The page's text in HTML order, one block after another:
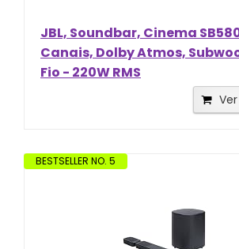
JBL, Soundbar, Cinema
Canais, Dolby Atmos,
Fio - 220W RMS
BESTSELLER NO. 5